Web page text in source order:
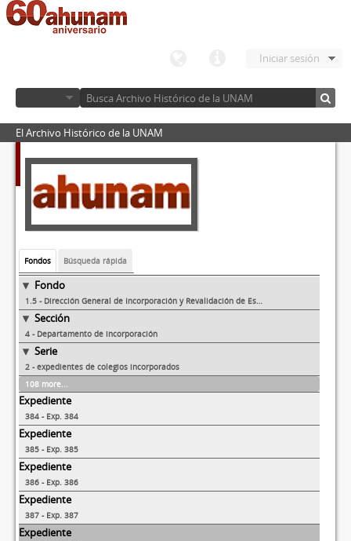
Iniciar sesión
El Archivo Histórico de la UNAM
Fondos Búsqueda rápida
Fondo
1.5 - Dirección General de Incorporación y Revalidación de Estudios
Sección
4 - Departamento de incorporación
Serie
2 - expedientes de colegios incorporados
108 more...
Expediente
384 - Exp. 384
Expediente
385 - Exp. 385
Expediente
386 - Exp. 386
Expediente
387 - Exp. 387
Expediente